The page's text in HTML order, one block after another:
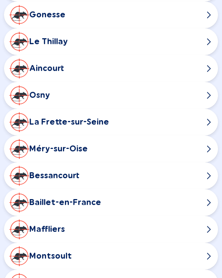
Gonesse
Le Thillay
Aincourt
Osny
La Frette-sur-Seine
Méry-sur-Oise
Bessancourt
Baillet-en-France
Maffliers
Montsoult